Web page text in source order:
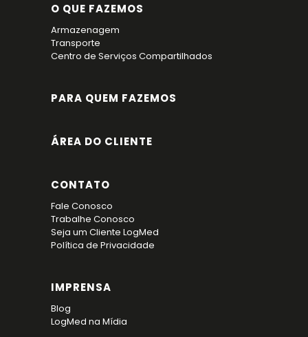
O QUE FAZEMOS
Armazenagem
Transporte
Centro de Serviços Compartilhados
PARA QUEM FAZEMOS
ÁREA DO CLIENTE
CONTATO
Fale Conosco
Trabalhe Conosco
Seja um Cliente LogMed
Política de Privacidade
IMPRENSA
Blog
LogMed na Mídia